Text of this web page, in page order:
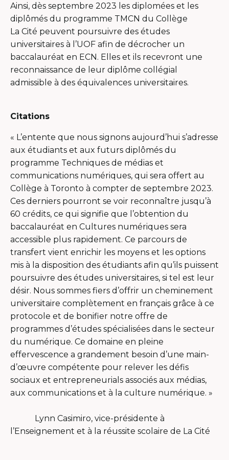
Ainsi, dès septembre 2023 les diplomées et les
diplômés du programme TMCN du Collège
La Cité peuvent poursuivre des études
universitaires à l’UOF afin de décrocher un
baccalauréat en ECN. Elles et ils recevront une
reconnaissance de leur diplôme collégial
admissible à des équivalences universitaires.
Citations
« L’entente que nous signons aujourd’hui s’adresse
aux étudiants et aux futurs diplômés du
programme Techniques de médias et
communications numériques, qui sera offert au
Collège à Toronto à compter de septembre 2023.
Ces derniers pourront se voir reconnaître jusqu’à
60 crédits, ce qui signifie que l’obtention du
baccalauréat en Cultures numériques sera
accessible plus rapidement. Ce parcours de
transfert vient enrichir les moyens et les options
mis à la disposition des étudiants afin qu’ils puissent
poursuivre des études universitaires, si tel est leur
désir. Nous sommes fiers d’offrir un cheminement
universitaire complètement en français grâce à ce
protocole et de bonifier notre offre de
programmes d’études spécialisées dans le secteur
du numérique. Ce domaine en pleine
effervescence a grandement besoin d’une main-
d’œuvre compétente pour relever les défis
sociaux et entrepreneurials associés aux médias,
aux communications et à la culture numérique. »
Lynn Casimiro, vice-présidente à
l’Enseignement et à la réussite scolaire de La Cité